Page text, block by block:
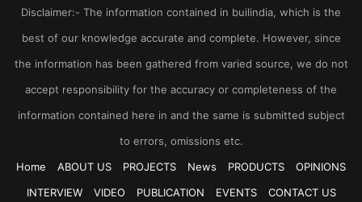
Disclaimer:- The information contained in builindia, which is the
best of our knowledge accurate and complete. However, since
the information has been gathered from varied source, we do not
accept responsibility for the accuracy or completeness of the
information contained here in and the same is submitted subject
to errors, omissions etc.
Home
ABOUT US PROJECTS News PRODUCTS
OPINIONS
INTERVIEW
VIDEO PUBLICATION EVENTS CONTACT US